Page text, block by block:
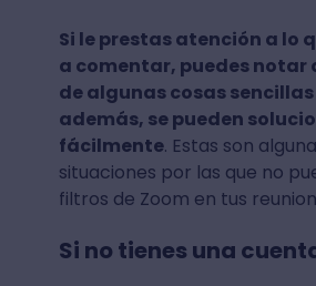
Si le prestas atención a lo
a comentar, puedes notar
de algunas cosas
además, se pueden
fácilmente. Estas son
situaciones por las que no
filtros de Zoom en tus
Si no tienes una